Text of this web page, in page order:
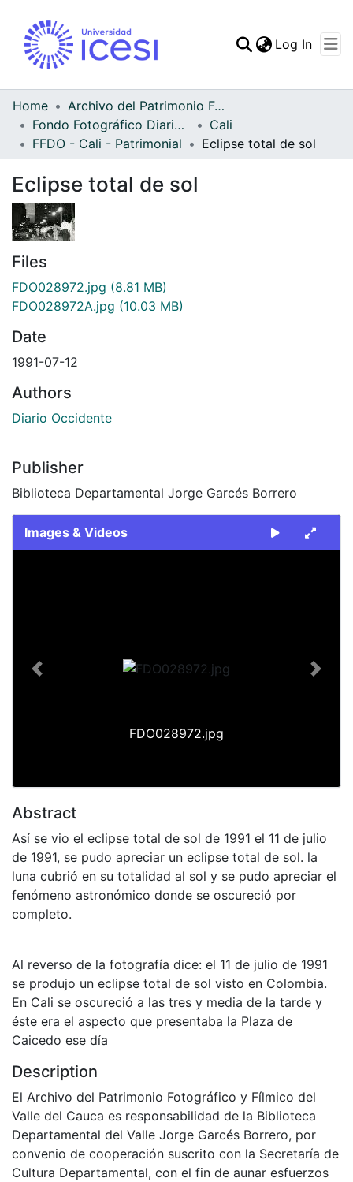
Statistics
Log In
Home
Archivo del Patrimonio Fotográfico y Fílmico del Valle del Cauca
Fondo Fotográfico Diario Occidente
Cali
FFDO - Cali - Patrimonial
Eclipse total de sol
Eclipse total de sol
Files
FDO028972.jpg (8.81 MB)
FDO028972A.jpg (10.03 MB)
Date
1991-07-12
Authors
Diario Occidente
Publisher
Biblioteca Departamental Jorge Garcés Borrero
Images & Videos
FDO028972.jpg
Previous Next
Abstract
Así se vio el eclipse total de sol de 1991 el 11 de julio
de 1991, se pudo apreciar un eclipse total de sol. la
luna cubrió en su totalidad al sol y se pudo apreciar el
fenómeno astronómico donde se oscureció por
completo.
Al reverso de la fotografía dice: el 11 de julio de 1991
se produjo un eclipse total de sol visto en Colombia.
En Cali se oscureció a las tres y media de la tarde y
éste era el aspecto que presentaba la Plaza de
Caicedo ese día
Description
El Archivo del Patrimonio Fotográfico y Fílmico del
Valle del Cauca es responsabilidad de la Biblioteca
Departamental del Valle Jorge Garcés Borrero, por
convenio de cooperación suscrito con la Secretaría de
Cultura Departamental, con el fin de aunar esfuerzos